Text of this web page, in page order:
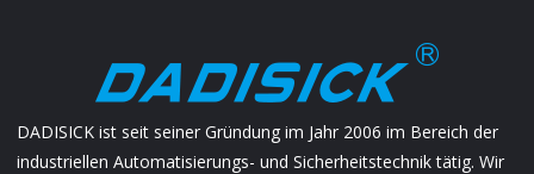
DADISICK ist seit seiner Gründung im Jahr 2006 im Bereich der
industriellen Automatisierungs- und Sicherheitstechnik tätig. Wir